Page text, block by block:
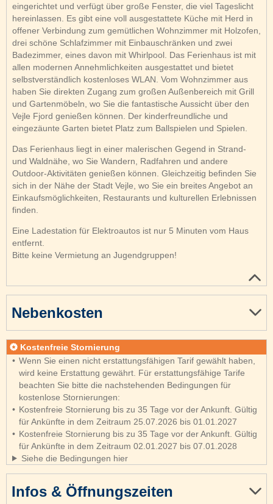
eingerichtet und verfügt über große Fenster, die viel Tageslicht
hereinlassen. Es gibt eine voll ausgestattete Küche mit Herd in
offener Verbindung zum gemütlichen Wohnzimmer mit Holzofen,
drei schöne Schlafzimmer mit Einbauschränken und zwei
Badezimmer, eines davon mit Whirlpool. Das Ferienhaus ist mit
allen modernen Annehmlichkeiten ausgestattet und bietet
selbstverständlich kostenloses WLAN. Vom Wohnzimmer aus
haben Sie direkten Zugang zum großen Außenbereich mit Grill
und Gartenmöbeln, wo Sie die fantastische Aussicht über den
Vejle Fjord genießen können. Der kinderfreundliche und
eingezäunte Garten bietet Platz zum Ballspielen und Spielen.
Das Ferienhaus liegt in einer malerischen Gegend in Strand-
und Waldnähe, wo Sie Wandern, Radfahren und andere
Outdoor-Aktivitäten genießen können. Gleichzeitig befinden Sie
sich in der Nähe der Stadt Vejle, wo Sie ein breites Angebot an
Einkaufsmöglichkeiten, Restaurants und kulturellen Erlebnissen
finden.
Eine Ladestation für Elektroautos ist nur 5 Minuten vom Haus
entfernt.
Bitte keine Vermietung an Jugendgruppen!
Infos & Öffnungszeiten
Nebenkosten
Kostenfreie Stornierung
Wenn Sie einen nicht erstattungsfähigen Tarif gewählt haben,
wird keine Erstattung gewährt. Für erstattungsfähige Tarife
beachten Sie bitte die nachstehenden Bedingungen für
kostenlose Stornierungen:
Kostenfreie Stornierung bis zu 35 Tage vor der Ankunft. Gültig
für Ankünfte in dem Zeitraum 25.07.2026 bis 01.01.2027
Kostenfreie Stornierung bis zu 35 Tage vor der Ankunft. Gültig
für Ankünfte in dem Zeitraum 02.01.2027 bis 07.01.2028
Siehe die Bedingungen hier